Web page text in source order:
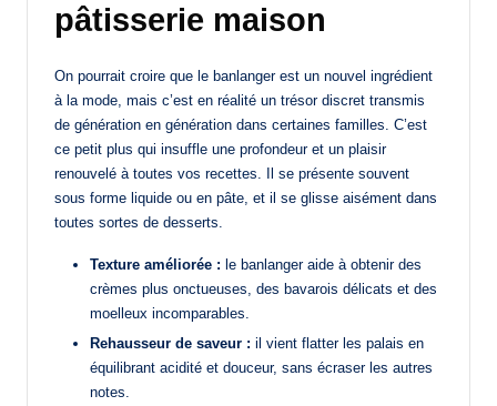
pâtisserie maison
On pourrait croire que le banlanger est un nouvel ingrédient
à la mode, mais c’est en réalité un trésor discret transmis
de génération en génération dans certaines familles. C’est
ce petit plus qui insuffle une profondeur et un plaisir
renouvelé à toutes vos recettes. Il se présente souvent
sous forme liquide ou en pâte, et il se glisse aisément dans
toutes sortes de desserts.
Texture améliorée : le banlanger aide à obtenir des
crèmes plus onctueuses, des bavarois délicats et des
moelleux incomparables.
Rehausseur de saveur : il vient flatter les palais en
équilibrant acidité et douceur, sans écraser les autres
notes.